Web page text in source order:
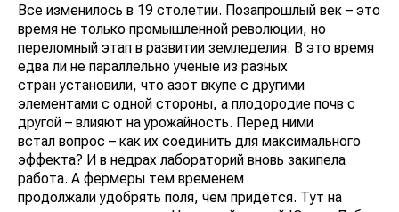
Все изменилось в 19 столетии. Позапрошлый век – это
время не только промышленной революции, но
переломный этап в развитии земледелия. В это время
едва ли не параллельно ученые из разных
стран установили, что азот вкупе с другими
элементами с одной стороны, а плодородие почв с
другой – влияют на урожайность. Перед ними
встал вопрос – как их соединить для максимального
эффекта? И в недрах лабораторий вновь закипела
работа. А фермеры тем временем
продолжали удобрять поля, чем придётся. Тут на